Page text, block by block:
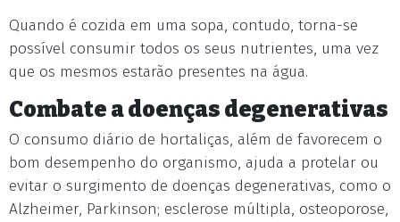
Quando é cozida em uma sopa, contudo, torna-se
possível consumir todos os seus nutrientes, uma vez
que os mesmos estarão presentes na água.
Combate a doenças degenerativas
O consumo diário de hortaliças, além de favorecem o
bom desempenho do organismo, ajuda a protelar ou
evitar o surgimento de doenças degenerativas, como o
Alzheimer, Parkinson; esclerose múltipla, osteoporose,